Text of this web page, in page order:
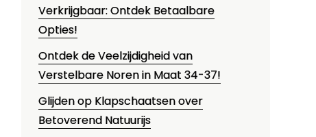
Verkrijgbaar: Ontdek Betaalbare
Opties!
Ontdek de Veelzijdigheid van
Verstelbare Noren in Maat 34-37!
Glijden op Klapschaatsen over
Betoverend Natuurijs